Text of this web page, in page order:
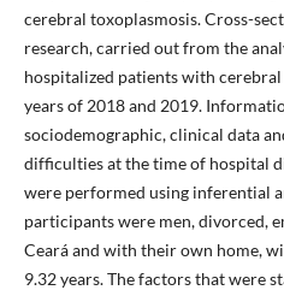
cerebral toxoplasmosis. Cross-
research, carried out from the
hospitalized patients with
years of 2018 and 2019.
sociodemographic, clinical data
difficulties at the time of hospital
were performed using inferential
participants were men, divorced,
Ceará and with their own home,
9.32 years. The factors that were